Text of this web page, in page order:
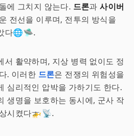
에 그치지 않는다. 드론과사이버
전선을 이루며, 전투의 방식을
다🌐🛸.
서 활약하며, 지상 병력 없이도 정
. 이러한 드론은 전쟁의 위험성을
심리적인 압박을 가하기도 한다.
생명을 보호하는 동시에, 군사 작
시켰다🚁📡.